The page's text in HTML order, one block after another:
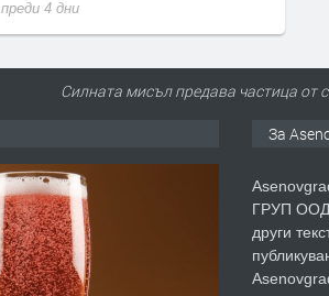
преди 4 дни
Силната мисъл предава частица от
За
ГРУП ООД.
други